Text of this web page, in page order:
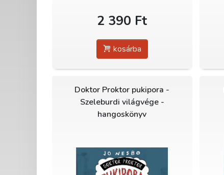
2 390 Ft
kosárba
Doktor Proktor pukipora -
Szeleburdi világvége -
hangoskönyv